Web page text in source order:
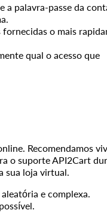
a palavra-passe da
o mais
qual o acesso que
Recomendamos
o suporte API2Cart
sua loja virtual.
e complexa.